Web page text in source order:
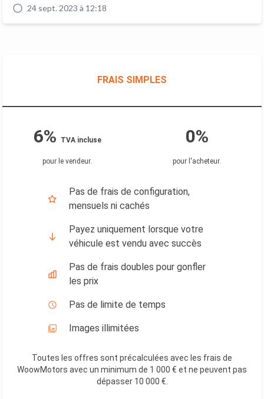
24 sept. 2023 à 12:18
FRAIS SIMPLES
6% TVA incluse 0%
pour le vendeur. pour l'acheteur.
Pas de frais de configuration,
mensuels ni cachés
Payez uniquement lorsque votre
véhicule est vendu avec succès
Pas de frais doubles pour gonfler
les prix
Pas de limite de temps
Images illimitées
Toutes les offres sont précalculées avec les frais de
WoowMotors avec un minimum de 1 000 € et ne peuvent pas
dépasser 10 000 €